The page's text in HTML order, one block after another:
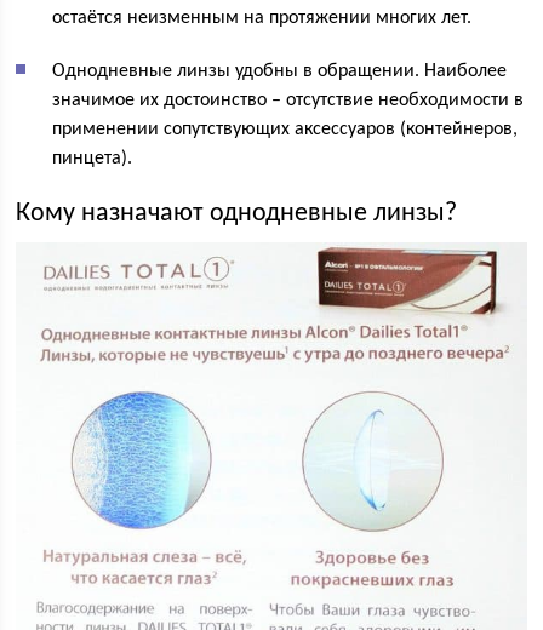
остаётся неизменным на протяжении многих лет.
Однодневные линзы удобны в обращении. Наиболее
значимое их достоинство – отсутствие необходимости в
применении сопутствующих аксессуаров (контейнеров,
пинцета).
Кому назначают однодневные линзы?